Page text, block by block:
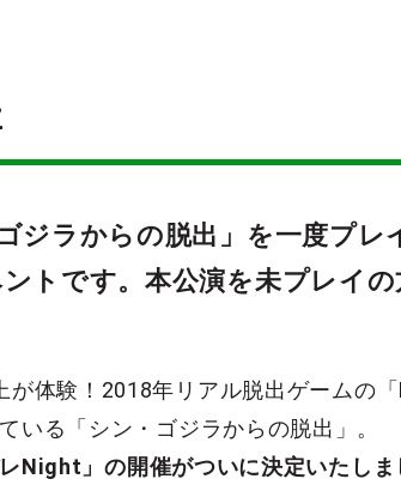
ジラからの脱出」を一度プレ
トです。本公演を未プレイ
が体験！2018年リアル脱出ゲームの
いる「シン・ゴジラからの脱出」。
レNight」の開催がついに決定いたし